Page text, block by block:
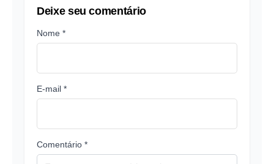
Deixe seu comentário
Nome *
E-mail *
Comentário *